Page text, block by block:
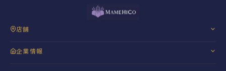
店舗
企業情報